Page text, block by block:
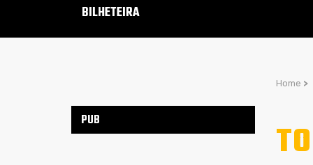
BILHETEIRA
Home >
PUB